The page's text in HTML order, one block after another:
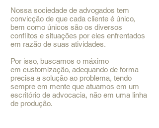
Nossa sociedade de advogados tem
convicção de que cada cliente é único,
bem como únicos são os diversos
conflitos e situações por eles enfrentados
em razão de suas atividades.
Por isso, buscamos o máximo
em customização, adequando de forma
precisa a solução ao problema, tendo
sempre em mente que atuamos em um
escritório de advocacia, não em uma linha
de produção.